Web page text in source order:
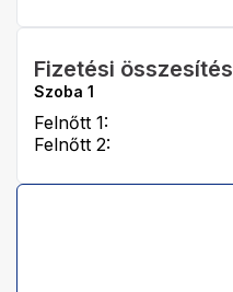
Fizetési összesítés
Szoba 1
Felnőtt 1:
Felnőtt 2: